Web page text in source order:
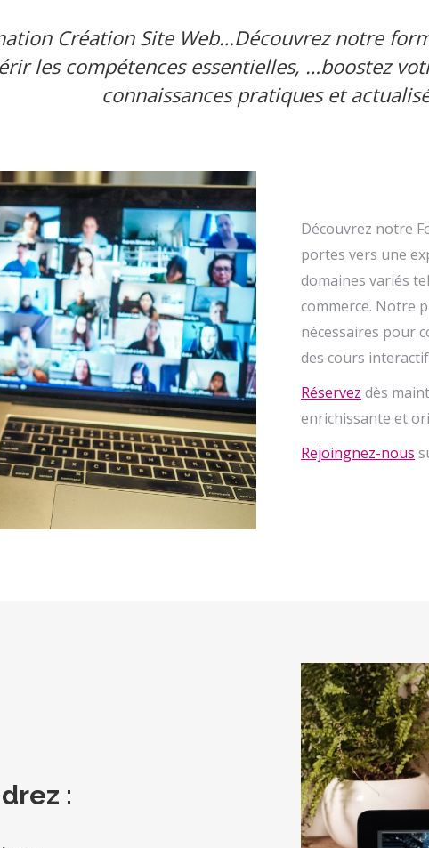
Création Site Web…Découvrez notre
les compétences essentielles, …boostez
connaissances pratiques et
Découvrez notre
portes vers une
domaines variés
commerce. Notre
nécessaires pour
des cours
Réservez dès
enrichissante et
Rejoingnez-nous
: